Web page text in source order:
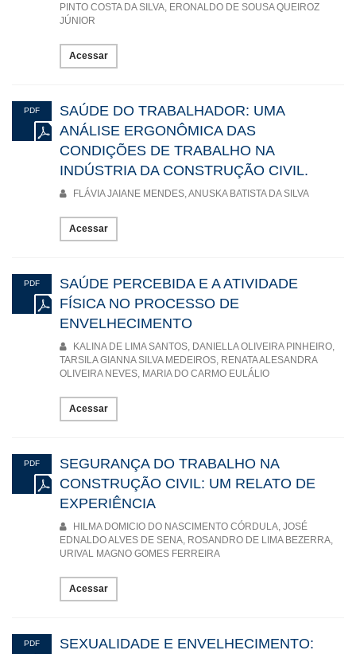
PINTO COSTA DA SILVA, ERONALDO DE SOUSA QUEIROZ
JÚNIOR
Acessar
PDF
SAÚDE DO TRABALHADOR: UMA
ANÁLISE ERGONÔMICA DAS
CONDIÇÕES DE TRABALHO NA
INDÚSTRIA DA CONSTRUÇÃO CIVIL.
FLÁVIA JAIANE MENDES, ANUSKA BATISTA DA SILVA
Acessar
PDF
SAÚDE PERCEBIDA E A ATIVIDADE
FÍSICA NO PROCESSO DE
ENVELHECIMENTO
KALINA DE LIMA SANTOS, DANIELLA OLIVEIRA PINHEIRO,
TARSILA GIANNA SILVA MEDEIROS, RENATA ALESANDRA
OLIVEIRA NEVES, MARIA DO CARMO EULÁLIO
Acessar
PDF
SEGURANÇA DO TRABALHO NA
CONSTRUÇÃO CIVIL: UM RELATO DE
EXPERIÊNCIA
HILMA DOMICIO DO NASCIMENTO CÓRDULA, JOSÉ
EDNALDO ALVES DE SENA, ROSANDRO DE LIMA BEZERRA,
URIVAL MAGNO GOMES FERREIRA
Acessar
PDF
SEXUALIDADE E ENVELHECIMENTO: